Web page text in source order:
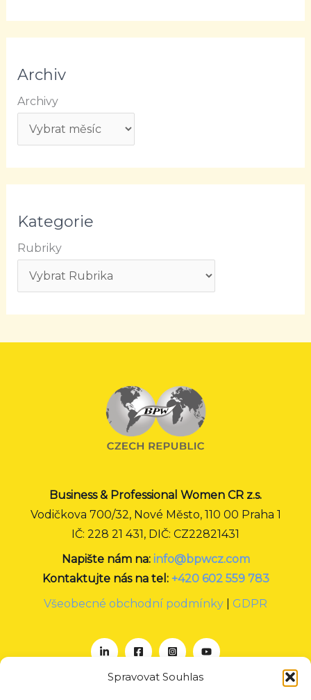
Spravovat Souhlas
Archiv
Archivy
Kategorie
Rubriky
Business & Professional Women CR z.s.
Vodičkova 700/32, Nové Město, 110 00 Praha 1
IČ: 228 21 431, DIČ: CZ22821431
Napište nám na: info@bpwcz.com
Kontaktujte nás na tel: +420 602 559 783
Všeobecné obchodní podmínky
GDPR